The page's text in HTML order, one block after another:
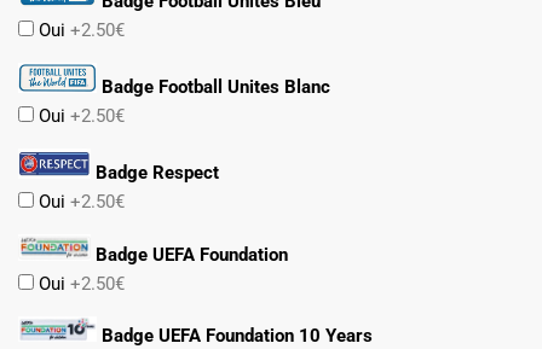
Oui +2.50€
Badge Football Unites Blanc
Oui +2.50€
Badge Respect
Oui +2.50€
Badge UEFA Foundation
Oui +2.50€
Badge UEFA Foundation 10 Years